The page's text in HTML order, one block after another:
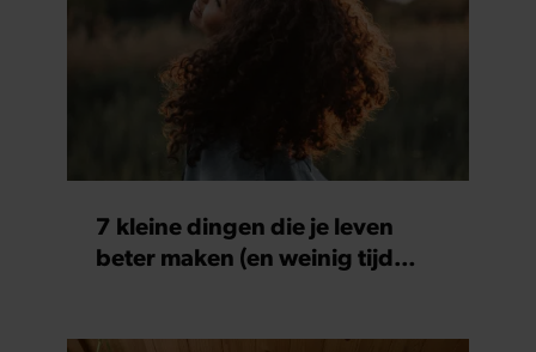
7 kleine dingen die je leven
beter maken (en weinig tijd